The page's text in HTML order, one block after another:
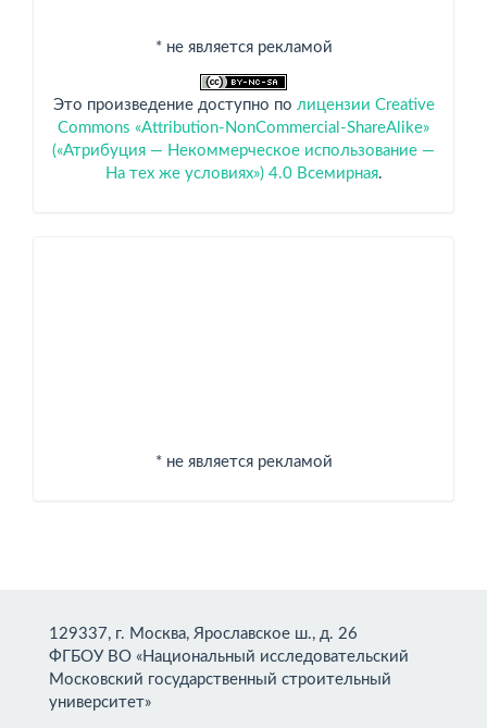
* не является рекламой
Это произведение доступно по лицензии Creative
Commons «Attribution-NonCommercial-ShareAlike»
(«Атрибуция — Некоммерческое использование —
На тех же условиях») 4.0 Всемирная.
* не является рекламой
129337, г. Москва, Ярославское ш., д. 26
ФГБОУ ВО «Национальный исследовательский
Московский государственный строительный
университет»